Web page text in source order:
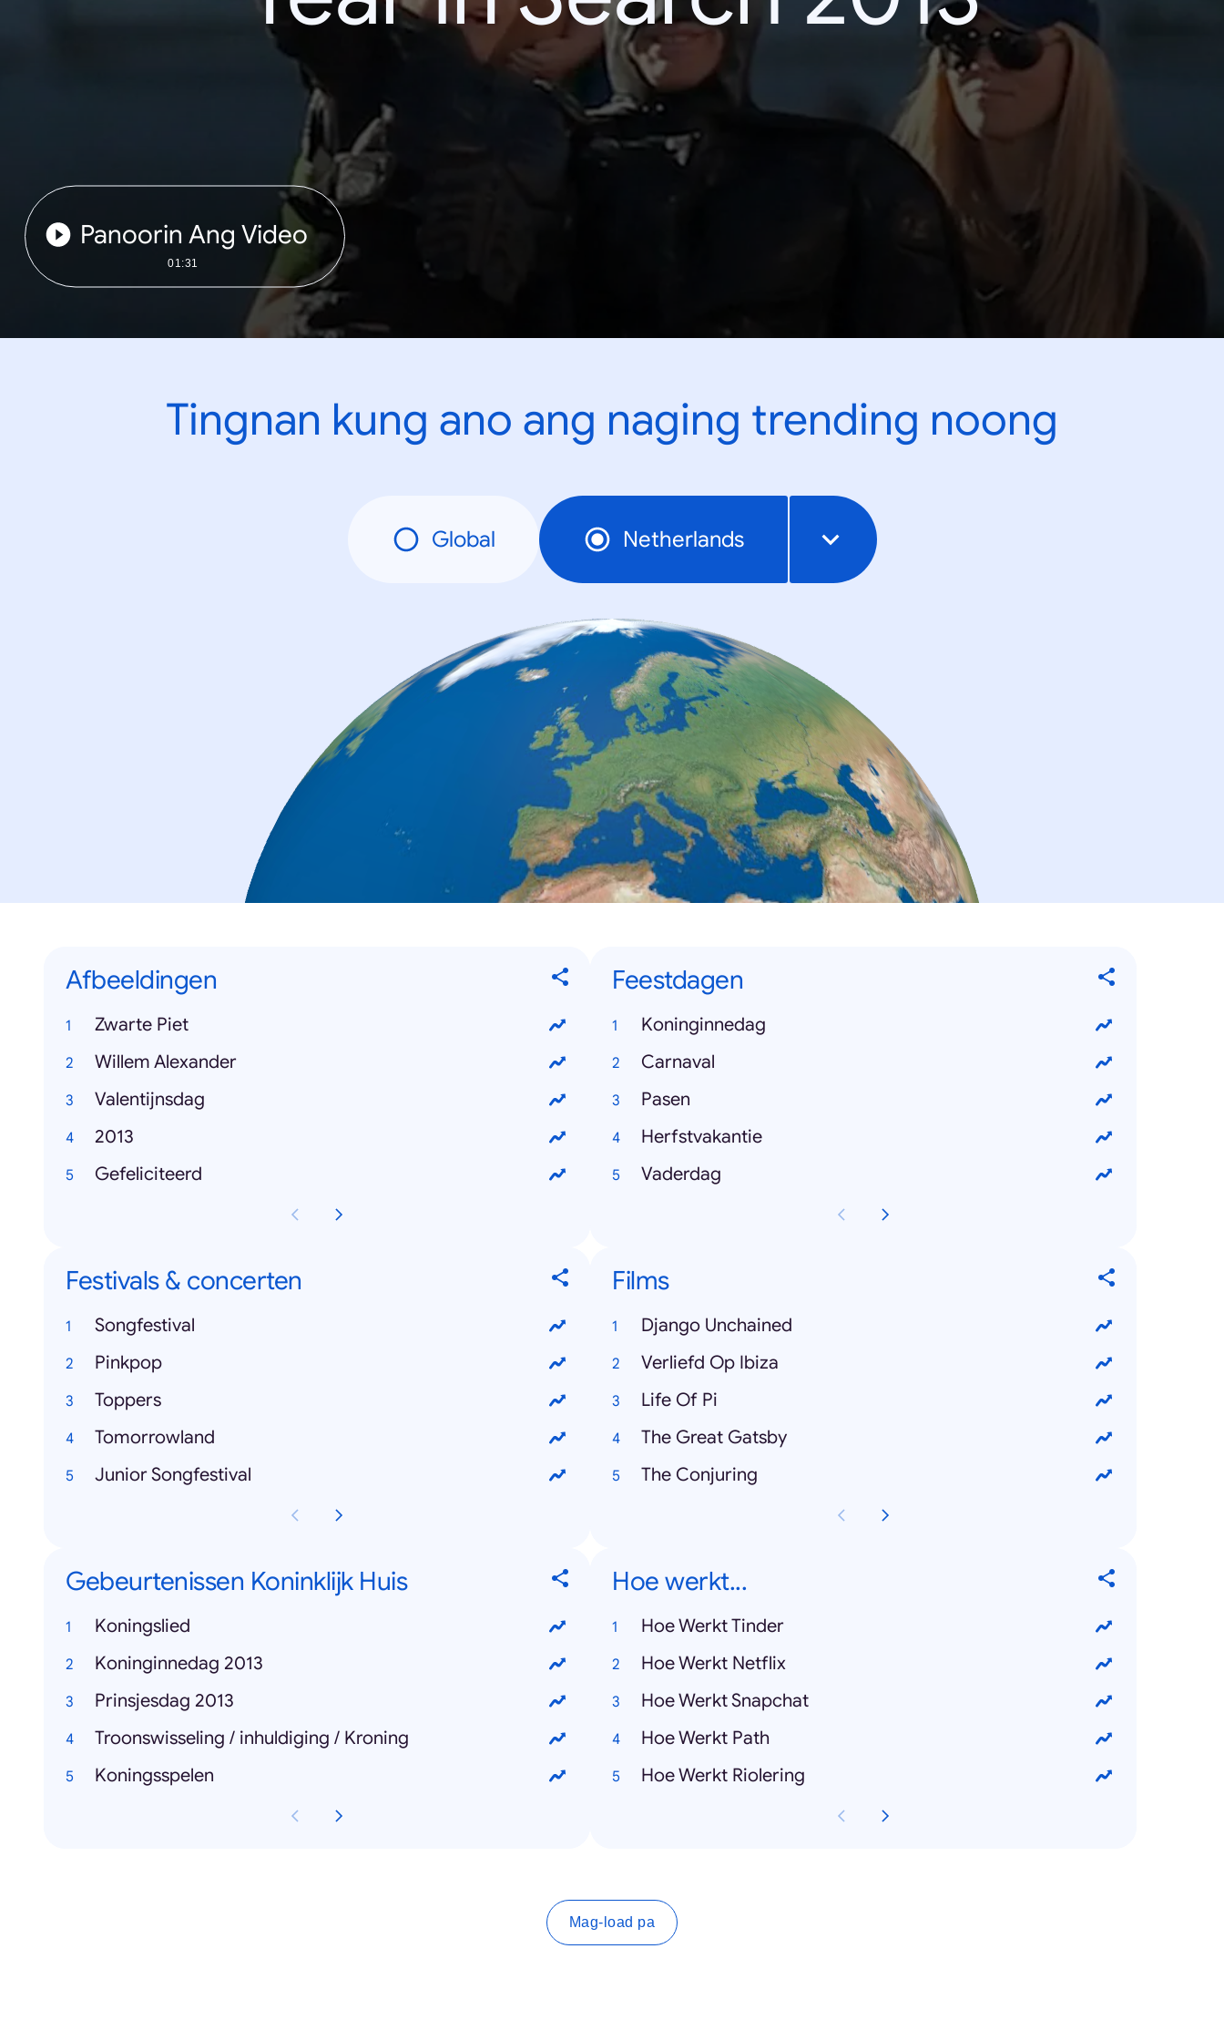
Panoorin Ang Video
01:31
Tingnan kung ano ang naging trending noong
Global Netherlands
Afbeeldingen
Zwarte Piet
Willem Alexander
Valentijnsdag
2013
Gefeliciteerd
Feestdagen
Koninginnedag
Carnaval
Pasen
Herfstvakantie
Vaderdag
Festivals & concerten
Songfestival
Pinkpop
Toppers
Tomorrowland
Junior Songfestival
Films
Django Unchained
Verliefd Op Ibiza
Life Of Pi
The Great Gatsby
The Conjuring
Gebeurtenissen Koninklijk Huis
Koningslied
Koninginnedag 2013
Prinsjesdag 2013
Troonswisseling / inhuldiging / Kroning
Koningsspelen
Hoe werkt...
Hoe Werkt Tinder
Hoe Werkt Netflix
Hoe Werkt Snapchat
Hoe Werkt Path
Hoe Werkt Riolering
Mag-load pa